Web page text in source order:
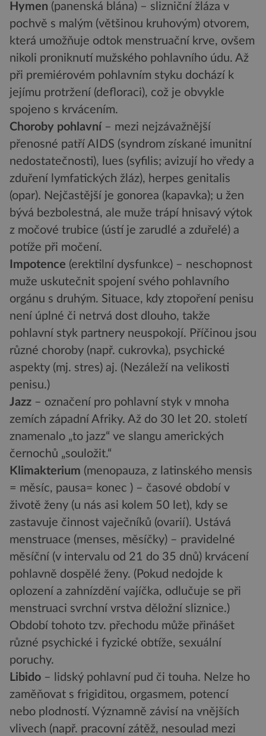
Hymen (panenská blána) – slizniční žláza v
pochvě s malým (většinou kruhovým) otvorem,
která umožňuje odtok menstruační krve, ovšem
nikoli proniknutí mužského pohlavního údu. Až
při premiérovém pohlavním styku dochází k
jejímu protržení (defloraci), což je obvykle
spojeno s krvácením.
Choroby pohlavní – mezi nejzávažnější
přenosné patří AIDS (syndrom získané imunitní
nedostatečnosti), lues (syfilis; avizují ho vředy a
zduření lymfatických žláz), herpes genitalis
(opar). Nejčastější je gonorea (kapavka); u žen
bývá bezbolestná, ale muže trápí hnisavý výtok
z močové trubice (ústí je zarudlé a zduřelé) a
potíže při močení.
Impotence (erektilní dysfunkce) – neschopnost
muže uskutečnit spojení svého pohlavního
orgánu s druhým. Situace, kdy ztopoření penisu
není úplné či netrvá dost dlouho, takže
pohlavní styk partnery neuspokojí. Příčinou jsou
různé choroby (např. cukrovka), psychické
aspekty (mj. stres) aj. (Nezáleží na velikosti
penisu.)
Jazz – označení pro pohlavní styk v mnoha
zemích západní Afriky. Až do 30 let 20. století
znamenalo „to jazz“ ve slangu amerických
černochů „souložit.“
Klimakterium (menopauza, z latinského mensis
= měsíc, pausa= konec ) – časové období v
životě ženy (u nás asi kolem 50 let), kdy se
zastavuje činnost vaječníků (ovarií). Ustává
menstruace (menses, měsíčky) – pravidelné
měsíční (v intervalu od 21 do 35 dnů) krvácení
pohlavně dospělé ženy. (Pokud nedojde k
oplození a zahnízdění vajíčka, odlučuje se při
menstruaci svrchní vrstva děložní sliznice.)
Období tohoto tzv. přechodu může přinášet
různé psychické i fyzické obtíže, sexuální
poruchy.
Libido – lidský pohlavní pud či touha. Nelze ho
zaměňovat s frigiditou, orgasmem, potencí
nebo plodností. Významně závisí na vnějších
vlivech (např. pracovní zátěž, nesoulad mezi